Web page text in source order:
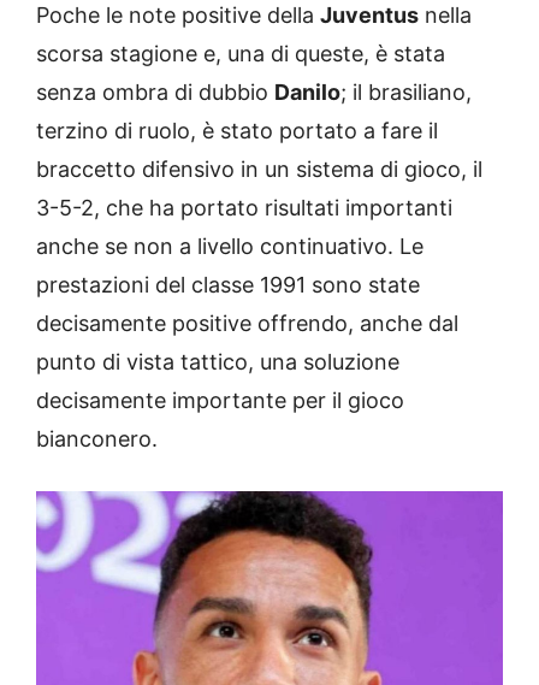
Poche le note positive della Juventus nella
scorsa stagione e, una di queste, è stata
senza ombra di dubbio Danilo; il brasiliano,
terzino di ruolo, è stato portato a fare il
braccetto difensivo in un sistema di gioco, il
3-5-2, che ha portato risultati importanti
anche se non a livello continuativo. Le
prestazioni del classe 1991 sono state
decisamente positive offrendo, anche dal
punto di vista tattico, una soluzione
decisamente importante per il gioco
bianconero.